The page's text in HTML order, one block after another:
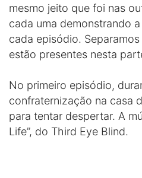
mesmo jeito que foi nas
cada uma demonstrando
cada episódio.
estão presentes nesta
No primeiro episódio,
confraternização na casa
para tentar despertar. A
Life”, do Third Eye Blind.